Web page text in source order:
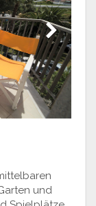
Next
und